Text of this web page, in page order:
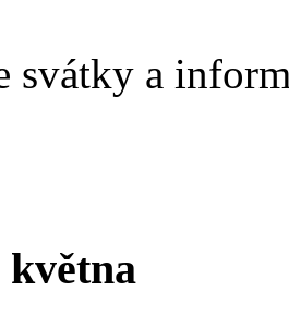
svátky a
května